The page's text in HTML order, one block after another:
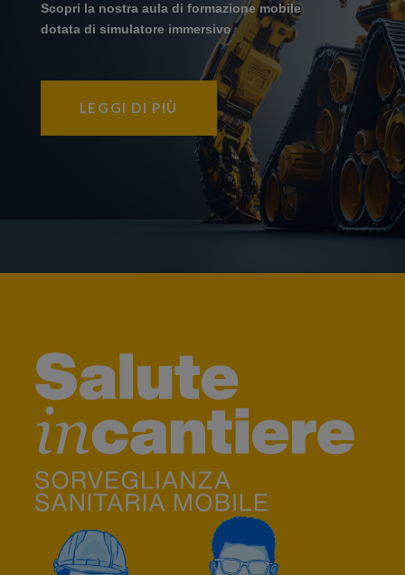
Scopri la nostra aula di formazione mobile
dotata di simulatore immersivo
LEGGI DI PIÙ